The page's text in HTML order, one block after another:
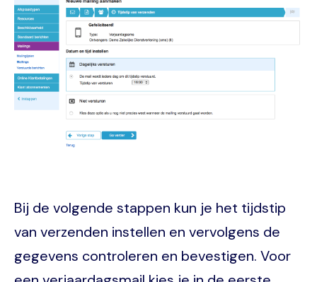
Bij de volgende stappen kun je het tijdstip
van verzenden instellen en vervolgens de
gegevens controleren en bevestigen. Voor